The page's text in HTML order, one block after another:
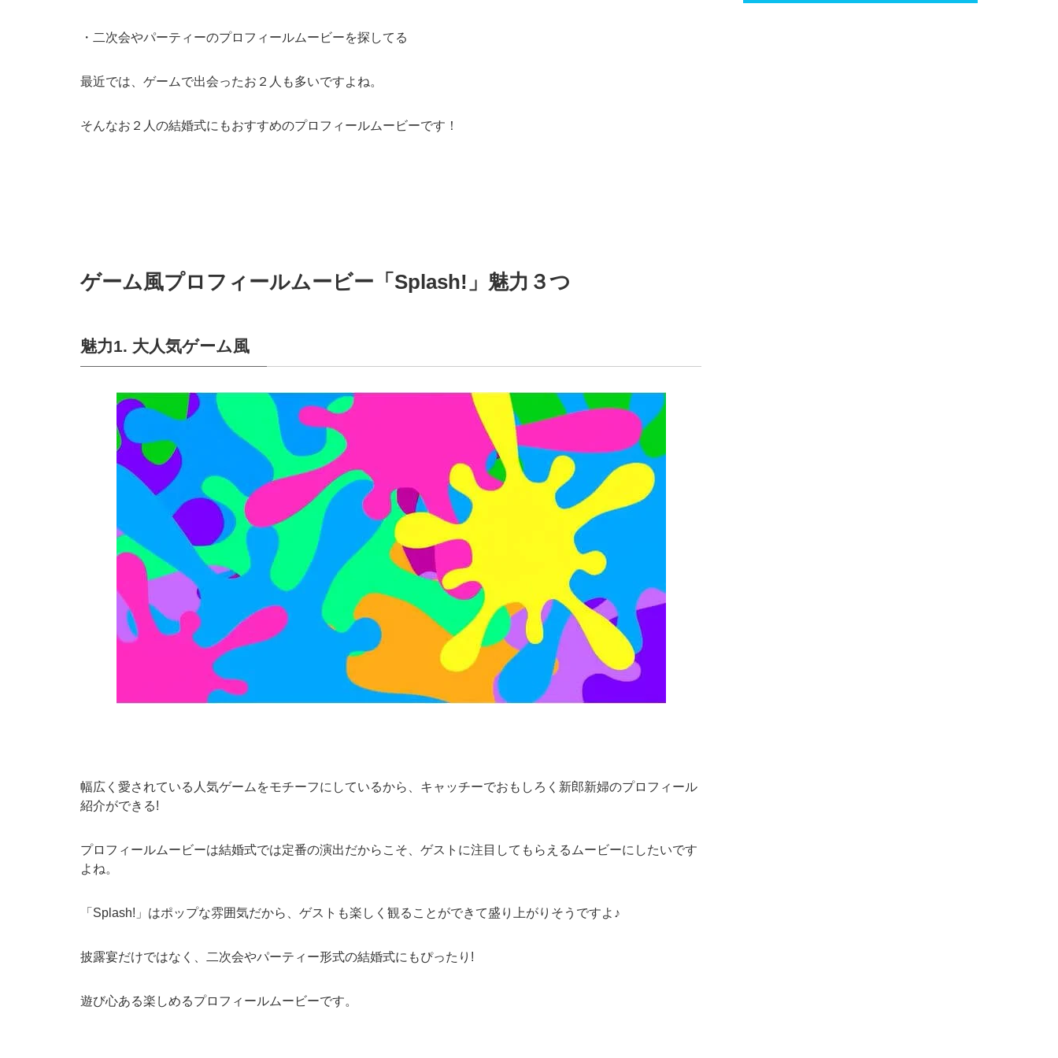
・二次会やパーティーのプロフィールムービーを探してる
最近では、ゲームで出会ったお２人も多いですよね。
そんなお２人の結婚式にもおすすめのプロフィールムービーです！
ゲーム風プロフィールムービー「Splash!」魅力３つ
魅力1. 大人気ゲーム風
幅広く愛されている人気ゲームをモチーフにしているから、キャッチーでおもしろく新郎新婦のプロフィール
紹介ができる!
プロフィールムービーは結婚式では定番の演出だからこそ、ゲストに注目してもらえるムービーにしたいです
よね。
「Splash!」はポップな雰囲気だから、ゲストも楽しく観ることができて盛り上がりそうですよ♪
披露宴だけではなく、二次会やパーティー形式の結婚式にもぴったり!
遊び心ある楽しめるプロフィールムービーです。